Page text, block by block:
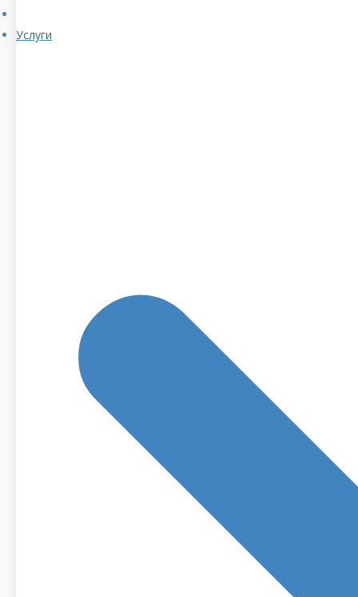
Услуги